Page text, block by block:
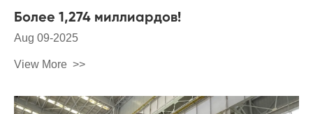
Более 1,274 миллиардов!
Aug 09-2025
View More